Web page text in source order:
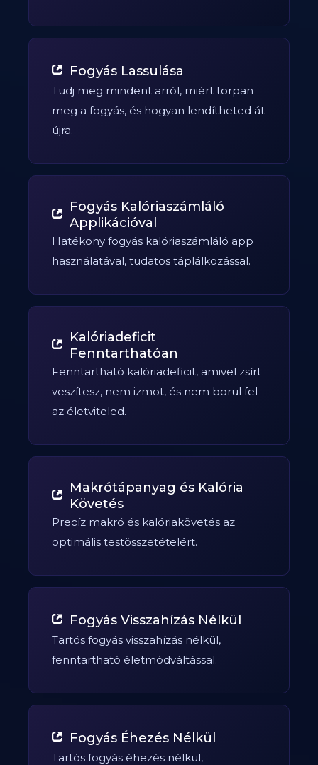
Fogyás Lassulása
Tudj meg mindent arról, miért torpan
meg a fogyás, és hogyan lendítheted át
újra.
Fogyás Kalóriaszámláló
Applikációval
Hatékony fogyás kalóriaszámláló app
használatával, tudatos táplálkozással.
Kalóriadeficit
Fenntarthatóan
Fenntartható kalóriadeficit, amivel zsírt
veszítesz, nem izmot, és nem borul fel
az életviteled.
Makrótápanyag és Kalória
Követés
Precíz makró és kalóriakövetés az
optimális testösszetételért.
Fogyás Visszahízás Nélkül
Tartós fogyás visszahízás nélkül,
fenntartható életmódváltással.
Fogyás Éhezés Nélkül
Tartós fogyás éhezés nélkül,